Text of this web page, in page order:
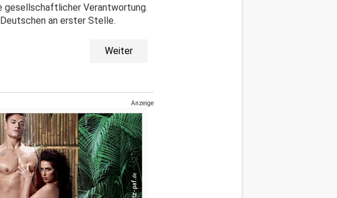
gesellschaftlicher Verantwortung.
an erster Stelle.
Weiter
Anzeige